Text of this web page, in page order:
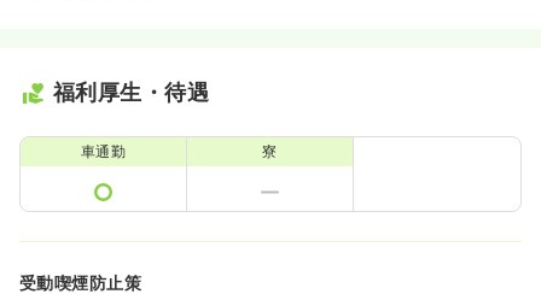
福利厚生・待遇
車通勤 寮
受動喫煙防止策